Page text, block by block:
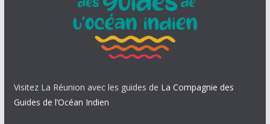
Visitez La Réunion avec les guides de La Compagnie des
Guides de l’Océan Indien